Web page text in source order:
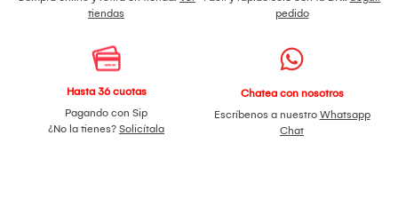
tiendas
pedido
Hasta 36 cuotas
Pagando con Sip
¿No la tienes? Solicítala
Chatea con nosotros
Escríbenos a nuestro Whatsapp
Chat